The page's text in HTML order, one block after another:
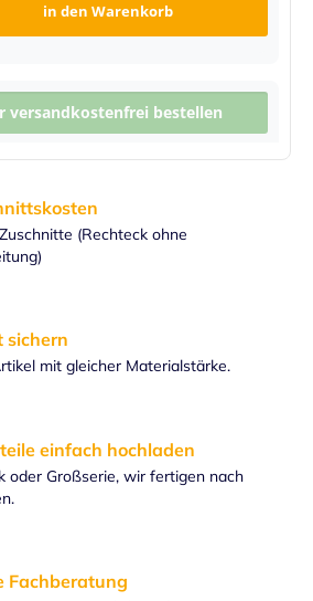
in den Warenkorb
versandkostenfrei bestellen
(Rechteck ohne
sichern
mit gleicher Materialstärke.
einfach hochladen
oder Großserie, wir fertigen nach
Fachberatung